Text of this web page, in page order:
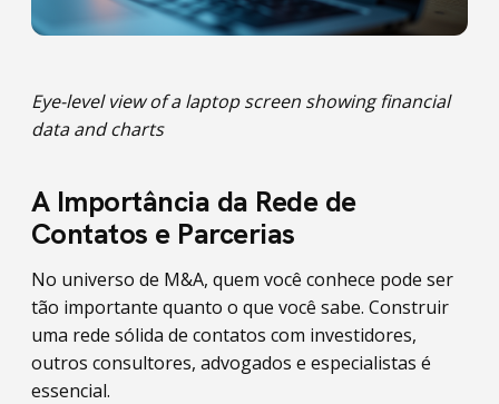
Eye-level view of a laptop screen showing financial
data and charts
A Importância da Rede de
Contatos e Parcerias
No universo de M&A, quem você conhece pode ser
tão importante quanto o que você sabe. Construir
uma rede sólida de contatos com investidores,
outros consultores, advogados e especialistas é
essencial.